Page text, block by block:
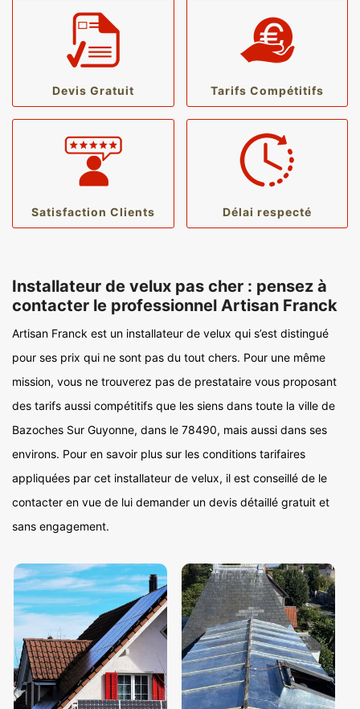
Devis Gratuit Tarifs Compétitifs
Satisfaction Clients Délai respecté
Installateur de velux pas cher : pensez à
contacter le professionnel Artisan Franck
Artisan Franck est un installateur de velux qui s’est distingué
pour ses prix qui ne sont pas du tout chers. Pour une même
mission, vous ne trouverez pas de prestataire vous proposant
des tarifs aussi compétitifs que les siens dans toute la ville de
Bazoches Sur Guyonne, dans le 78490, mais aussi dans ses
environs. Pour en savoir plus sur les conditions tarifaires
appliquées par cet installateur de velux, il est conseillé de le
contacter en vue de lui demander un devis détaillé gratuit et
sans engagement.